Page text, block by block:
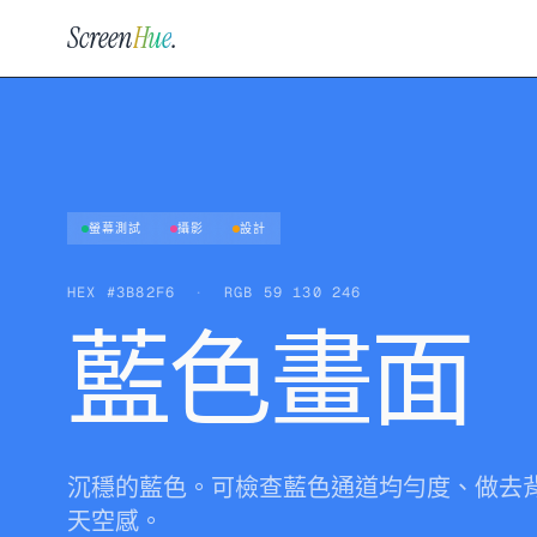
ScreenHue.
螢幕測試 攝影 設計
HEX #3B82F6 · RGB 59 130 246
藍色畫面
沉穩的藍色。可檢查藍色通道均勻度、做去
天空感。